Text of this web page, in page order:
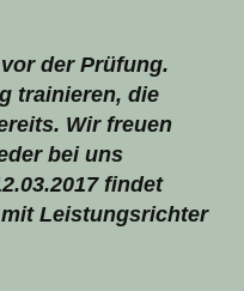
der Prüfung.
trainieren, die
Wir freuen
bei uns
findet
Leistungsrichter